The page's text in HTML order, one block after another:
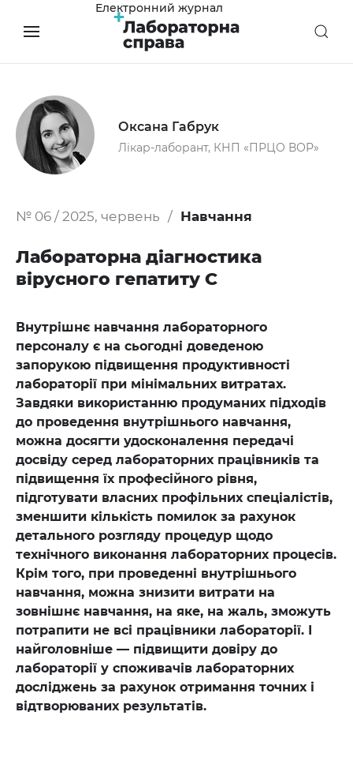
Електронний журнал
Оксана Габрук
Лікар-лаборант, КНП «ПРЦО ВОР»
№ 06 / 2025, червень Навчання
Лабораторна діагностика
вірусного гепатиту С
Внутрішнє навчання лабораторного
персоналу є на сьогодні доведеною
запорукою підвищення продуктивності
лабораторії при мінімальних витратах.
Завдяки використанню продуманих підходів
до проведення внутрішнього навчання,
можна досягти удосконалення передачі
досвіду серед лабораторних працівників та
підвищення їх професійного рівня,
підготувати власних профільних спеціалістів,
зменшити кількість помилок за рахунок
детального розгляду процедур щодо
технічного виконання лабораторних процесів.
Крім того, при проведенні внутрішнього
навчання, можна знизити витрати на
зовнішнє навчання, на яке, на жаль, зможуть
потрапити не всі працівники лабораторії. І
найголовніше — підвищити довіру до
лабораторії у споживачів лабораторних
досліджень за рахунок отримання точних і
відтворюваних результатів.